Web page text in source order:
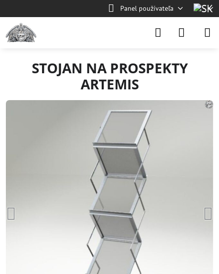
Panel používateľa
STOJAN NA PROSPEKTY
ARTEMIS